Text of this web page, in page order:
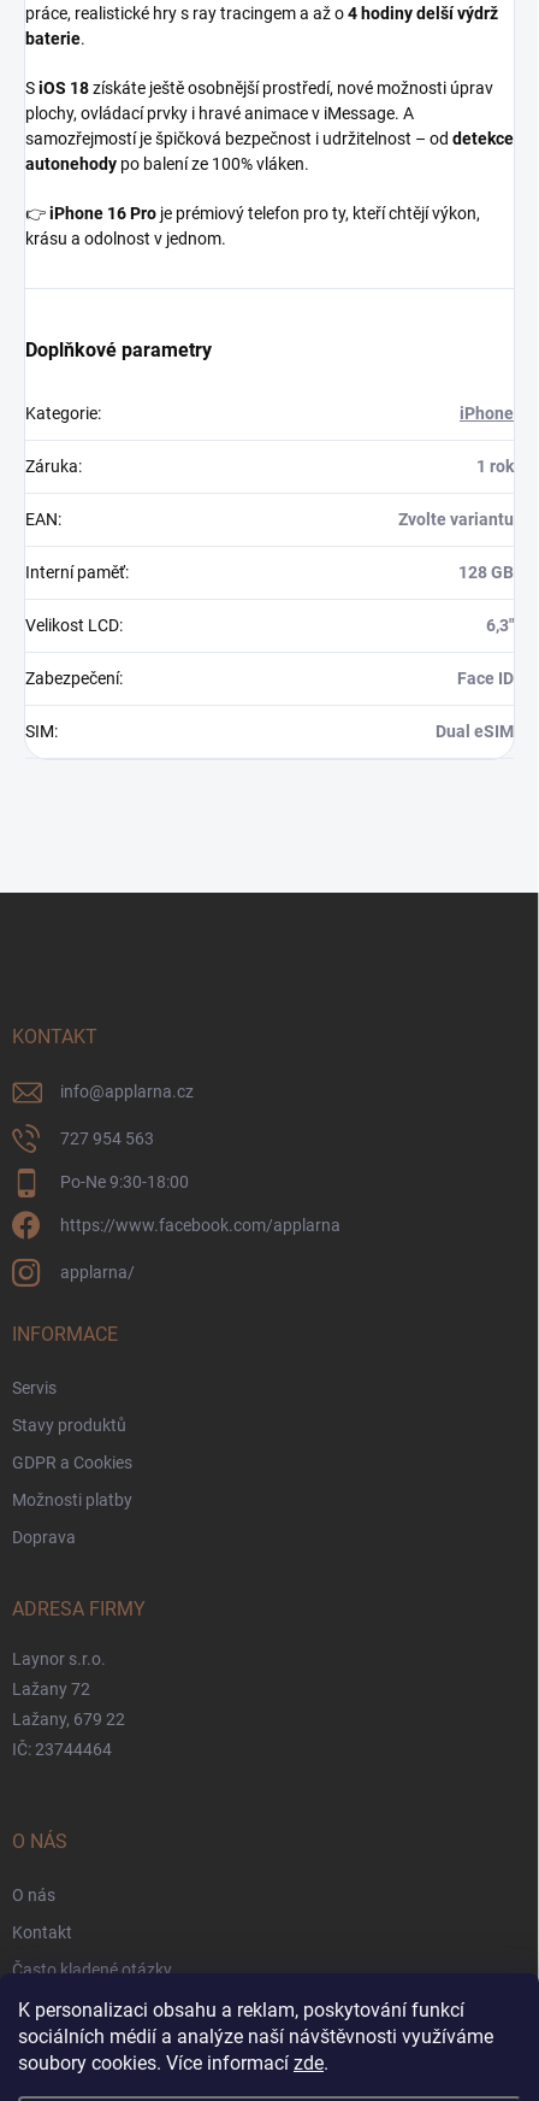
K personalizaci obsahu a reklam, poskytování funkcí
sociálních médií a analýze naší návštěvnosti využíváme
soubory cookies. Více informací zde.
práce, realistické hry s ray tracingem a až o4 hodiny delší výdrž
baterie.
SiOS 18získáte ještě osobnější prostředí, nové možnosti úprav
plochy, ovládací prvky i hravé animace v iMessage. A
samozřejmostí je špičková bezpečnost i udržitelnost – od detekce
autonehody po balení ze 100% vláken.
👉iPhone 16 Pro je prémiový telefon pro ty, kteří chtějí výkon,
krásu a odolnost v jednom.
Doplňkové parametry
Kategorie: iPhone
Záruka: 1 rok
EAN: Zvolte variantu
Interní paměť: 128 GB
Velikost LCD: 6,3"
Zabezpečení: Face ID
SIM: Dual eSIM
KONTAKT
info@applarna.cz
727 954 563
Po-Ne 9:30-18:00
https://www.facebook.com/applarna
applarna/
INFORMACE
Servis
Stavy produktů
GDPR a Cookies
Možnosti platby
Doprava
ADRESA FIRMY
Laynor s.r.o.
Lažany 72
Lažany, 679 22
IČ: 23744464
O NÁS
O nás
Kontakt
Často kladené otázky
Záruka
Obchodní podmínky